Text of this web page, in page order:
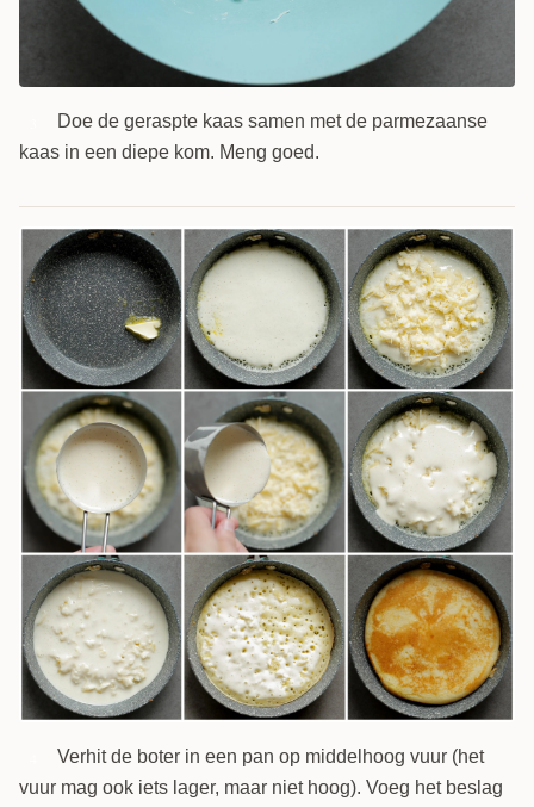
Doe de geraspte kaas samen met de parmezaanse
kaas in een diepe kom. Meng goed.
Verhit de boter in een pan op middelhoog vuur (het
vuur mag ook iets lager, maar niet hoog). Voeg het beslag